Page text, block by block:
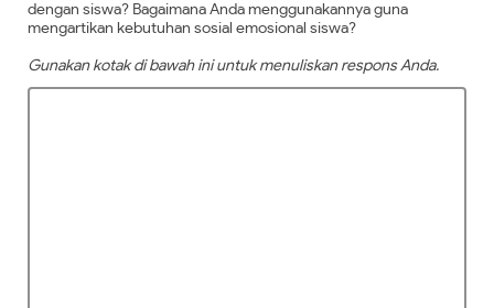
dengan siswa? Bagaimana Anda menggunakannya guna
mengartikan kebutuhan sosial emosional siswa?
Gunakan kotak di bawah ini untuk menuliskan respons Anda.